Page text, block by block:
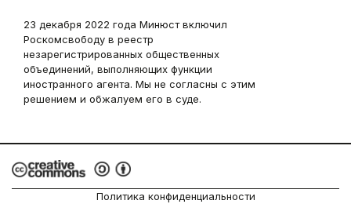
23 декабря 2022 года Минюст включил
Роскомсвободу в реестр
незарегистрированных общественных
объединений, выполняющих функции
иностранного агента. Мы не согласны с этим
решением и обжалуем его в суде.
Политика конфиденциальности